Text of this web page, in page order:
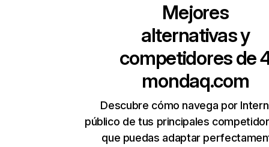
Mejores
alternativas y
competidores de
mondaq.com
Descubre cómo navega por
público de tus principales
que puedas adaptar